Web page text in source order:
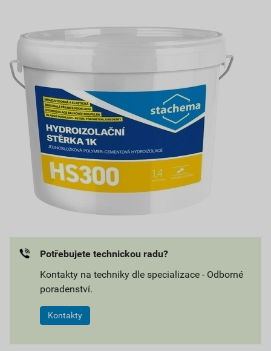
Potřebujete technickou radu?
Kontakty na techniky dle specializace - Odborné
poradenství.
Kontakty